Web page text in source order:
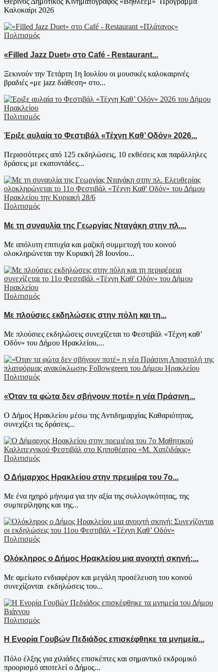
Καλοκαίρι 2026
Πολιτισμός
«Filled Jazz Duet» στο Café - Restaurant...
Ξεκινούν την Τετάρτη 1η Ιουλίου οι μουσικές καλοκαιρινές
βραδιές «με jazz διάθεση» στο...
Πολιτισμός
Έριξε αυλαία το Φεστιβάλ «Τέχνη Καθ’ Οδόν» 2026...
Περισσότερες από 125 εκδηλώσεις, 10 εκθέσεις και παράλληλες
δράσεις με εκατοντάδες...
Πολιτισμός
Με τη συναυλία της Γεωργίας Νταγάκη στην πλ....
Με απόλυτη επιτυχία και μαζική συμμετοχή του κοινού
ολοκληρώνεται την Κυριακή 28 Ιουνίου...
Πολιτισμός
Με πλούσιες εκδηλώσεις στην πόλη και τη...
Με πλούσιες εκδηλώσεις συνεχίζεται το Φεστιβάλ «Τέχνη καθ’
Οδόν» του Δήμου Ηρακλείου,...
Πολιτισμός
«Όταν τα φώτα δεν σβήνουν ποτέ» η νέα Πράσινη...
Ο Δήμος Ηρακλείου μέσω της Αντιδημαρχίας Καθαριότητας,
συνεχίζει τις δράσεις...
Πολιτισμός
Ο Δήμαρχος Ηρακλείου στην πρεμιέρα του 7ο...
Με ένα ηχηρό μήνυμα για την αξία της συλλογικότητας, της
συμπερίληψης και της...
Πολιτισμός
Ολόκληρος ο Δήμος Ηρακλείου μια ανοιχτή σκηνή:...
Με αμείωτο ενδιαφέρον και μεγάλη προσέλευση του κοινού
συνεχίζονται εκδηλώσεις του...
Πολιτισμός
Η Ενορία Γουβών Πεδιάδος επισκέφθηκε τα μνημεία...
Πόλο έλξης για χιλιάδες επισκέπτες και σημαντικό εκδρομικό
προορισμό αποτελεί ο Δήμος...